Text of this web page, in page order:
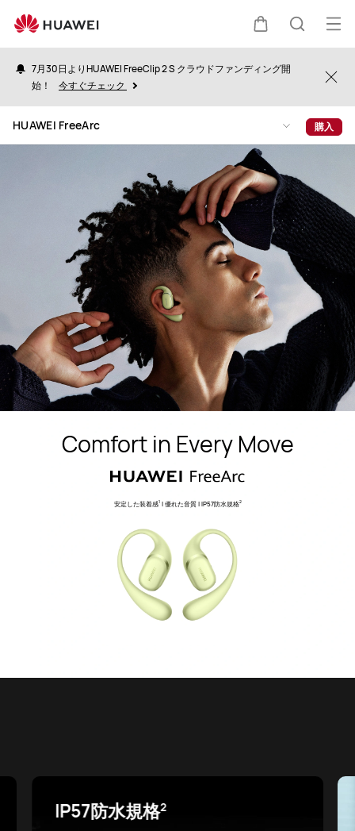
FreeArc
カ
ト
検
オ
プ
ン
メ
ー
7月30日よりHUAWEI FreeClip 2 S クラウドファンディング開
始！
今すぐチェック
HUAWEI FreeArc 購入
Comfort in Every Move
安定した装着感1| 優れた音質 | IP57防水規格2
水規格2